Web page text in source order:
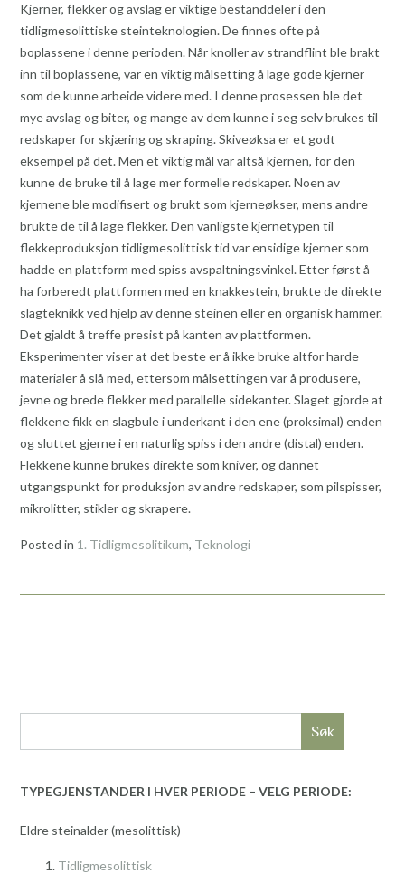
Kjerner, flekker og avslag er viktige bestanddeler i den
tidligmesolittiske steinteknologien. De finnes ofte på
boplassene i denne perioden. Når knoller av strandflint ble brakt
inn til boplassene, var en viktig målsetting å lage gode kjerner
som de kunne arbeide videre med. I denne prosessen ble det
mye avslag og biter, og mange av dem kunne i seg selv brukes til
redskaper for skjæring og skraping. Skiveøksa er et godt
eksempel på det. Men et viktig mål var altså kjernen, for den
kunne de bruke til å lage mer formelle redskaper. Noen av
kjernene ble modifisert og brukt som kjerneøkser, mens andre
brukte de til å lage flekker. Den vanligste kjernetypen til
flekkeproduksjon tidligmesolittisk tid var ensidige kjerner som
hadde en plattform med spiss avspaltningsvinkel. Etter først å
ha forberedt plattformen med en knakkestein, brukte de direkte
slagteknikk ved hjelp av denne steinen eller en organisk hammer.
Det gjaldt å treffe presist på kanten av plattformen.
Eksperimenter viser at det beste er å ikke bruke altfor harde
materialer å slå med, ettersom målsettingen var å produsere,
jevne og brede flekker med parallelle sidekanter. Slaget gjorde at
flekkene fikk en slagbule i underkant i den ene (proksimal) enden
og sluttet gjerne i en naturlig spiss i den andre (distal) enden.
Flekkene kunne brukes direkte som kniver, og dannet
utgangspunkt for produksjon av andre redskaper, som pilspisser,
mikrolitter, stikler og skrapere.
Posted in 1. Tidligmesolitikum, Teknologi
Søk
TYPEGJENSTANDER I HVER PERIODE – VELG PERIODE:
Eldre steinalder (mesolittisk)
Tidligmesolittisk